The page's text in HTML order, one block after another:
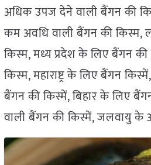
अधिक उपज देने वाली बैंगन की
कम अवधि वाली बैंगन की किस्म,
किस्म, मध्य प्रदेश के लिए बैंगन
किस्म, महाराष्ट्र के लिए बैंगन
बैंगन की किस्में, बिहार के लिए
वाली बैंगन की किस्में, जलवायु